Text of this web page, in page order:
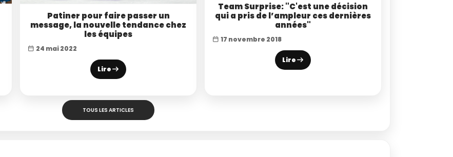
Patiner pour faire passer un
message, la nouvelle tendance chez
les équipes
24 mai 2022
Lire
Team Surprise: "C'est une décision
qui a pris de l’ampleur ces dernières
années"
17 novembre 2018
Lire
TOUS LES ARTICLES